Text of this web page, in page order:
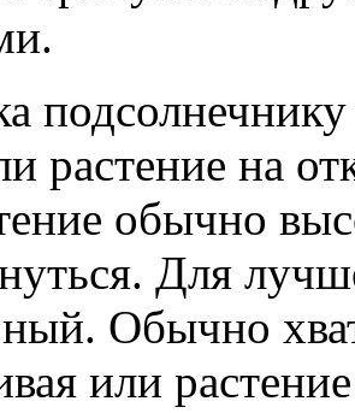
растение на
обычно
Для
Обычно
или